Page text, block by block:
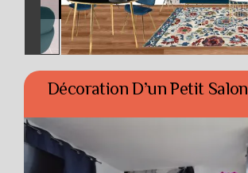
Décoration D’un Petit Salon